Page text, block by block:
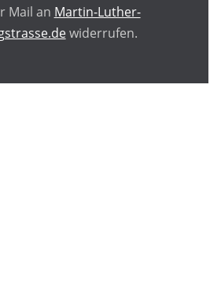
Mail an Martin-Luther-
widerrufen.